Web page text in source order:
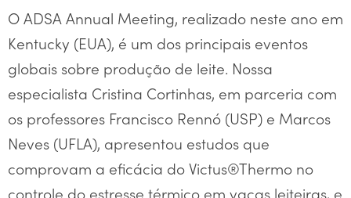
O ADSA Annual Meeting, realizado neste ano em
Kentucky (EUA), é um dos principais eventos
globais sobre produção de leite. Nossa
especialista Cristina Cortinhas, em parceria com
os professores Francisco Rennó (USP) e Marcos
Neves (UFLA), apresentou estudos que
comprovam a eficácia do Victus®Thermo no
controle do estresse térmico em vacas leiteiras, e